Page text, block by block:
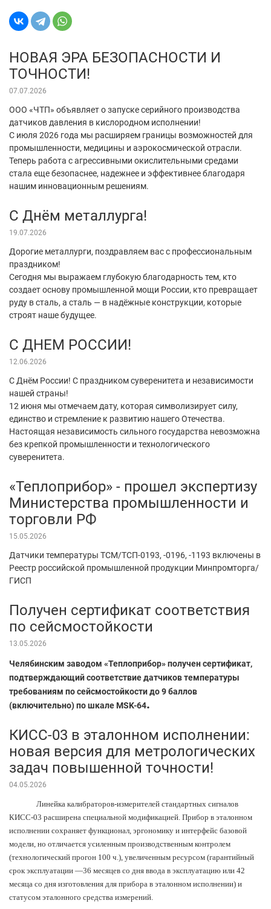
НОВАЯ ЭРА БЕЗОПАСНОСТИ И
ТОЧНОСТИ!
07.07.2026
ООО «ЧТП» объявляет о запуске серийного производства
датчиков давления в кислородном исполнении!
С июля 2026 года мы расширяем границы возможностей для
промышленности, медицины и аэрокосмической отрасли.
Теперь работа с агрессивными окислительными средами
стала еще безопаснее, надежнее и эффективнее благодаря
нашим инновационным решениям.
С Днём металлурга!
19.07.2026
Дорогие металлурги, поздравляем вас с профессиональным
праздником!
Сегодня мы выражаем глубокую благодарность тем, кто
создает основу промышленной мощи России, кто превращает
руду в сталь, а сталь — в надёжные конструкции, которые
строят наше будущее.
С ДНЕМ РОССИИ!
12.06.2026
С Днём России! С праздником суверенитета и независимости
нашей страны!
12 июня мы отмечаем дату, которая символизирует силу,
единство и стремление к развитию нашего Отечества.
Настоящая независимость сильного государства невозможна
без крепкой промышленности и технологического
суверенитета.
«Теплоприбор» - прошел экспертизу
Министерства промышленности и
торговли РФ
15.05.2026
Датчики температуры ТСМ/ТСП-0193, -0196, -1193 включены в
Реестр российской промышленной продукции Минпромторга/
ГИСП
Получен сертификат соответствия
по сейсмостойкости
13.05.2026
Челябинским заводом «Теплоприбор» получен сертификат,
подтверждающий соответствие датчиков температуры
требованиям по сейсмостойкости до 9 баллов
(включительно) по шкале MSK-64.
КИСС-03 в эталонном исполнении:
новая версия для метрологических
задач повышенной точности!
04.05.2026
Линейка калибраторов-измерителей стандартных сигналов
КИСС-03 расширена специальной модификацией. Прибор в эталонном
исполнении сохраняет функционал, эргономику и интерфейс базовой
модели, но отличается усиленным производственным контролем
(технологический прогон 100 ч.), увеличенным ресурсом (гарантийный
срок эксплуатации —36 месяцев со дня ввода в эксплуатацию или 42
месяца со дня изготовления для прибора в эталонном исполнении) и
статусом эталонного средства измерений.